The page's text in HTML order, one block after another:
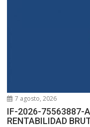
7 agosto, 2026
IF-2026-75563887-
RENTABILIDAD